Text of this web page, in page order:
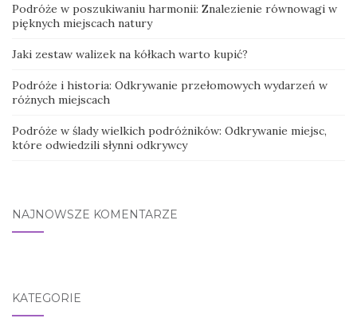
Podróże w poszukiwaniu harmonii: Znalezienie równowagi w
pięknych miejscach natury
Jaki zestaw walizek na kółkach warto kupić?
Podróże i historia: Odkrywanie przełomowych wydarzeń w
różnych miejscach
Podróże w ślady wielkich podróżników: Odkrywanie miejsc,
które odwiedzili słynni odkrywcy
NAJNOWSZE KOMENTARZE
KATEGORIE